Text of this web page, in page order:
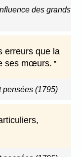
des grands
erreurs que la
ses mœurs.
pensées (1795)